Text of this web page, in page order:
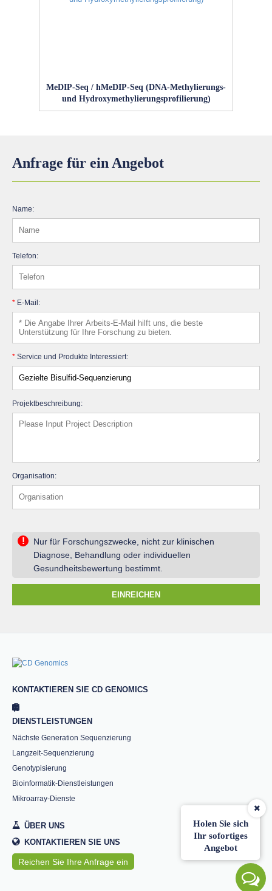
Holen Sie sich
Ihr sofortiges
Angebot
MeDIP‑Seq / hMeDIP‑Seq (DNA-Methylierungs-
und Hydroxymethylierungsprofilierung)
Anfrage für ein Angebot
Name:
Telefon:
* E-Mail:
* Service und Produkte Interessiert:
Projektbeschreibung:
Organisation:
!
Nur für Forschungszwecke, nicht zur klinischen
Diagnose, Behandlung oder individuellen
Gesundheitsbewertung bestimmt.
EINREICHEN
KONTAKTIEREN SIE CD GENOMICS
DIENSTLEISTUNGEN
Nächste Generation Sequenzierung
Langzeit-Sequenzierung
Genotypisierung
Bioinformatik-Dienstleistungen
Mikroarray-Dienste
ÜBER UNS
KONTAKTIEREN SIE UNS
Reichen Sie Ihre Anfrage ein